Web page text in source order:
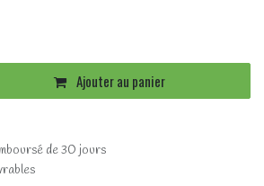
Ajouter au panier
de 30 jours